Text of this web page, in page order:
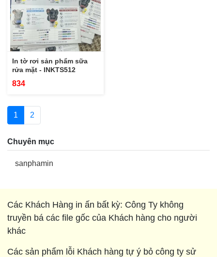
In tờ rơi sản phẩm sữa
rửa mặt - INKTS512
834
1 2
Chuyên mục
sanphamin
Các Khách Hàng in ấn bất kỳ: Công Ty không
truyền bá các file gốc của Khách hàng cho người
khác
Các sản phẩm lỗi Khách hàng tự ý bỏ công ty sử